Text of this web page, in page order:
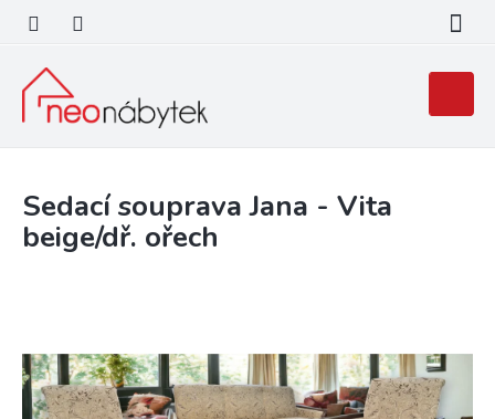
obsah
košík
Sedací souprava Jana - Vita
beige/dř. ořech